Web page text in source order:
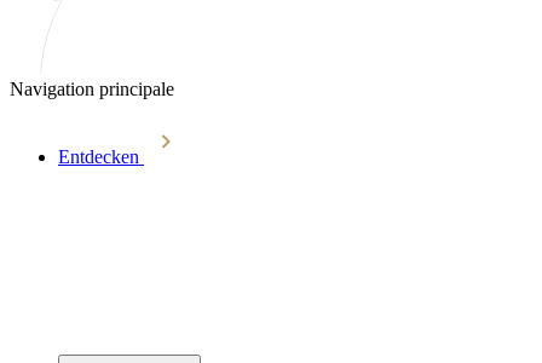
Navigation principale
Entdecken